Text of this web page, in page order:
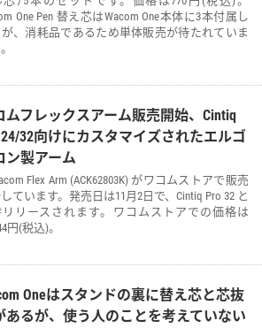
One Pen 替え芯はWacom One本体に3本付属し
、消耗品であるため単体販売が待たれていま
ムフレックスアーム販売開始、Cintiq
24/32向けにカスタマイズされたエルゴ
ン製アーム
Flex Arm (ACK62803K) がワコムストアで販売
ています。発売日は11月2日で、Cintiq Pro 32 と
リリースされます。ワコムストアでの価格は
円(税込)。
Oneはスタンドの裏に替え芯と芯抜
あるが、使う人のことを考えていない